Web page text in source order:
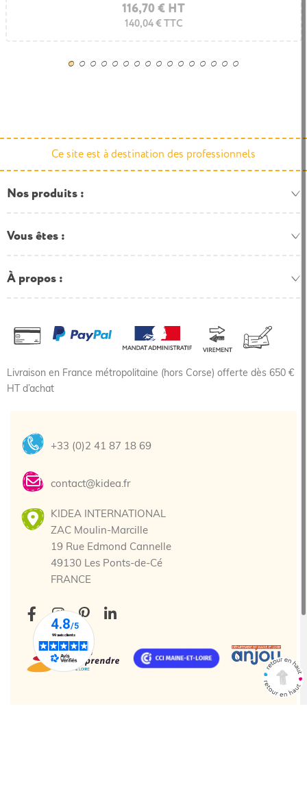
116,70 € HT
140,04 € TTC
Ce site est à destination des professionnels
Nos produits
Vous êtes
À propos
Livraison en France métropolitaine (hors Corse) offerte dès 650 €
HT d’achat
+33 (0)2 41 87 18 69
contact@kidea.fr
KIDEA INTERNATIONAL
ZAC Moulin-Marcille
19 Rue Edmond Cannelle
49130 Les Ponts-de-Cé
FRANCE